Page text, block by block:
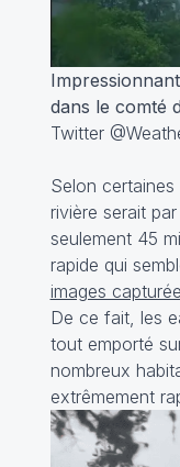
dans le comté
Twitter
Selon
rivière serait
seulement 45
rapide qui
images
De ce fait, les
tout emporté
nombreux
extrêmement